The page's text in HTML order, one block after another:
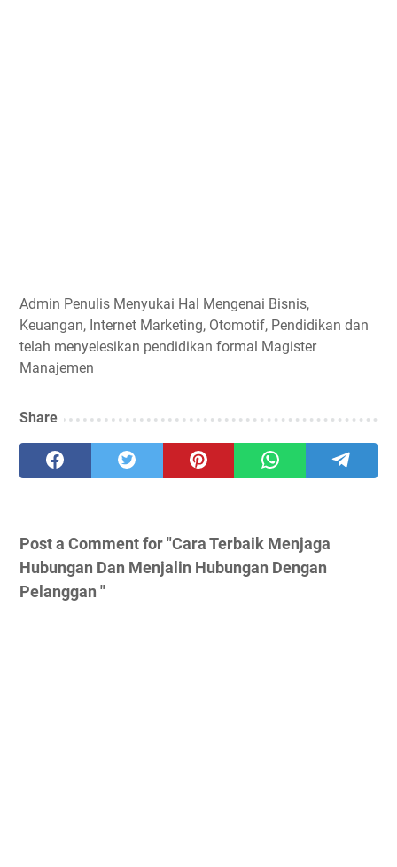
Admin Penulis Menyukai Hal Mengenai Bisnis,
Keuangan, Internet Marketing, Otomotif, Pendidikan dan
telah menyelesikan pendidikan formal Magister
Manajemen
Share
Post a Comment for "Cara Terbaik Menjaga
Hubungan Dan Menjalin Hubungan Dengan
Pelanggan "